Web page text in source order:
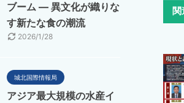
ブーム ― 異文化が織りな
す新たな食の潮流
2026/1/28
城北国際情報局
アジア最大規模の水産イ